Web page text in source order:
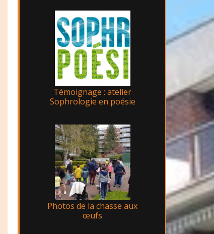
Témoignage : atelier
Sophrologie en poésie
Photos de la chasse aux
œufs